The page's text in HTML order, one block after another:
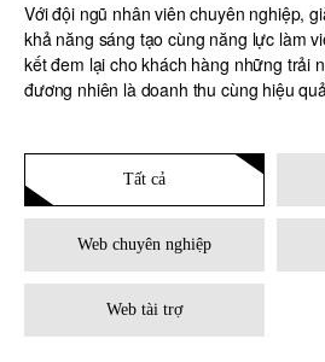
Với đội ngũ nhân viên chuyên nghiệp,
khả năng sáng tạo cùng năng lực làm
kết đem lại cho khách hàng những trải
đương nhiên là doanh thu cùng hiệu
Tất cả
Web chuyên nghiệp
Web tài trợ